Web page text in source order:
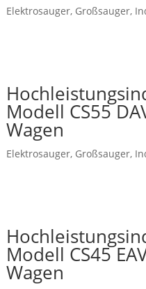
Elektrosauger, Großsauger,
Modell CS55
Wagen
Elektrosauger, Großsauger,
Modell CS45
Wagen